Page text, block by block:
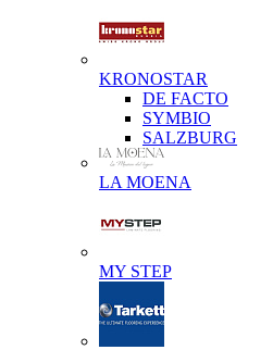
KRONOSTAR
DE FACTO
SYMBIO
SALZBURG
LA MOENA
MY STEP